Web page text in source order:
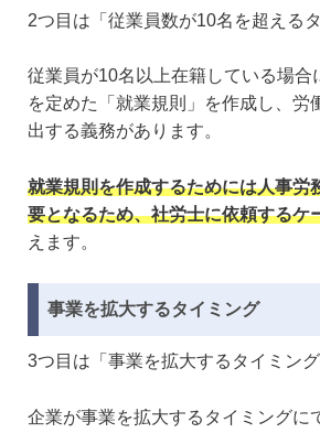
2つ目は「従業員数が10名を超える
従業員が10名以上在籍している場合
を定めた「就業規則」を作成し、労
出する義務があります。
就業規則を作成するためには人事労
要となるため、社労士に依頼するケ
えます。
事業を拡大するタイミング
3つ目は「事業を拡大するタイミング
企業が事業を拡大するタイミングに